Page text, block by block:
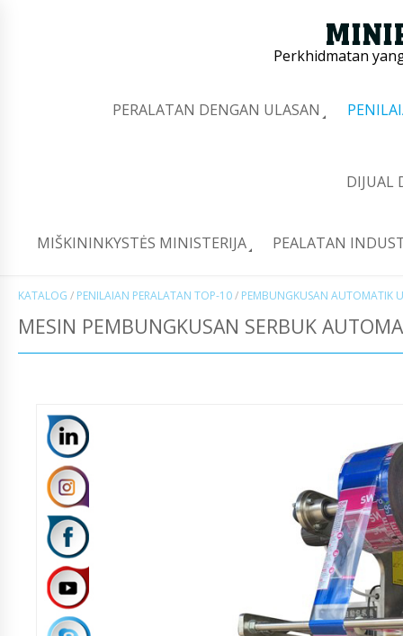
Perkhidmatan
PERALATAN DENGAN ULASAN
DIJUAL
MIŠKININKYSTĖS MINISTERIJA PEALATAN
KATALOG / PENILAIAN PERALATAN TOP-10/ PEMBUNGKUSAN AUTOMATIK
MESIN PEMBUNGKUSAN SERBUK